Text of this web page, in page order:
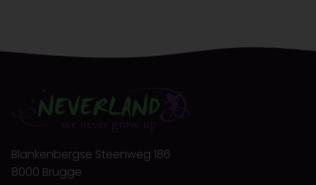
Blankenbergse Steenweg 186
8000 Brugge